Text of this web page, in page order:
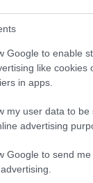
Google to enable
like cookies
in apps.
my user data to be
advertising
Google to send me
élem
szeretett